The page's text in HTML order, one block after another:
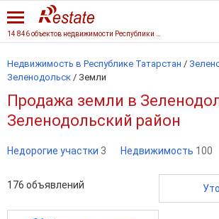
Недвижимость в Республике Татарстан /
Зеленодольск / Земли
Продажа земли в
Зеленодольский район
Недорогие участки 3 Недвижимость 100
176 объявлений